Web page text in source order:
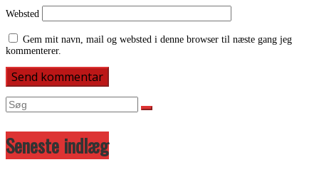
Websted
Gem mit navn, mail og websted i denne browser til næste gang jeg
kommenterer.
Seneste indlæg